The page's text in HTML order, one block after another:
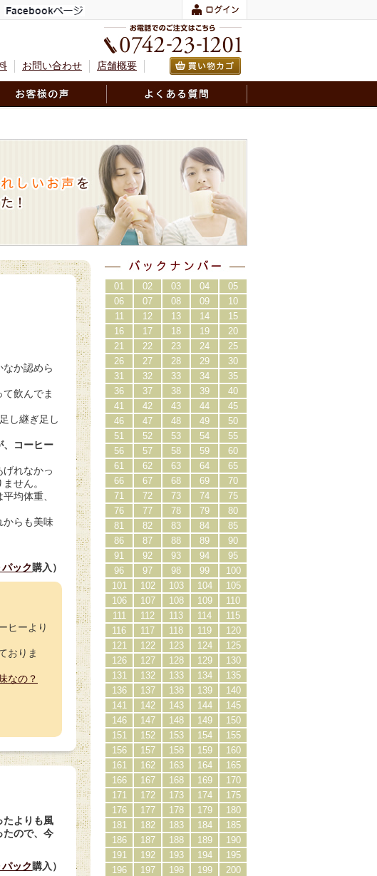
お問い合わせ 店舗概要
か認めら
飲んでま
し継ぎ足し
、コーヒー
れなかっ
せん。
均体重、
からも美味
ック 購入）
ヒーより
おりま
なの？
たよりも風
たので、今
ック 購入）
01 02 03 04
05
06
07 08 09
10
11
12 13 14
15
16
17 18 19
20
21
22 23 24
25
26
27 28 29
30
31
32 33 34
35
36
37 38 39
40
41
42 43 44
45
46
47 48 49
50
51
52 53 54
55
56
57 58 59
60
61
62 63 64
65
66
67 68 69
70
71
72 73 74
75
76
77 78 79
80
81
82 83 84
85
86
87 88 89
90
91
92 93 94
95
96
97 98 99
100
101
102 103 104
105
106
107 108 109
110
111
112 113 114
115
116
117 118 119
120
121
122 123 124
125
126
127 128 129
130
131
132 133 134
135
136
137 138 139
140
141
142 143 144
145
146
147 148 149
150
151
152 153 154
155
156
157 158 159
160
161
162 163 164
165
166
167 168 169
170
171
172 173 174
175
176
177 178 179
180
181
182 183 184
185
186
187 188 189
190
191
192 193 194
195
196
197 198 199
200